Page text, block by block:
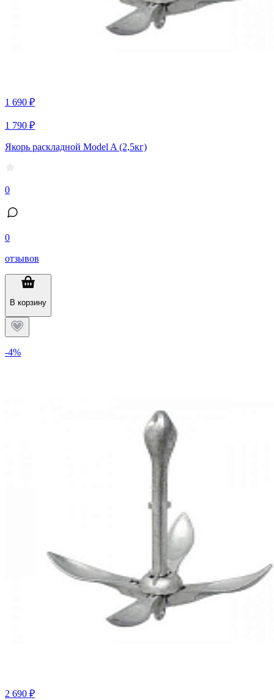
1 690 ₽
1 790 ₽
Якорь раскладной Model A (2,5кг)
0
0
отзывов
В корзину
-4%
2 690 ₽